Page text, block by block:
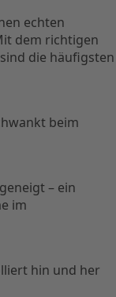
echten
dem richtigen
die häufigsten
beim
– ein
im
hin und her